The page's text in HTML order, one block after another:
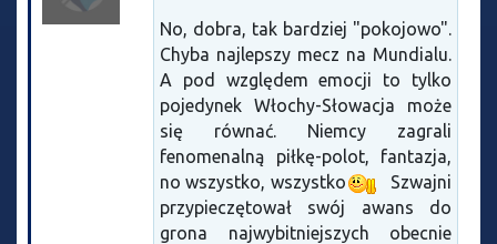
No, dobra, tak bardziej "pokojowo".
Chyba najlepszy mecz na Mundialu.
A pod względem emocji to tylko
pojedynek Włochy-Słowacja może
się równać. Niemcy zagrali
fenomenalną piłkę-polot, fantazja,
no wszystko, wszystko
Szwajni
przypieczętował swój awans do
grona najwybitniejszych obecnie